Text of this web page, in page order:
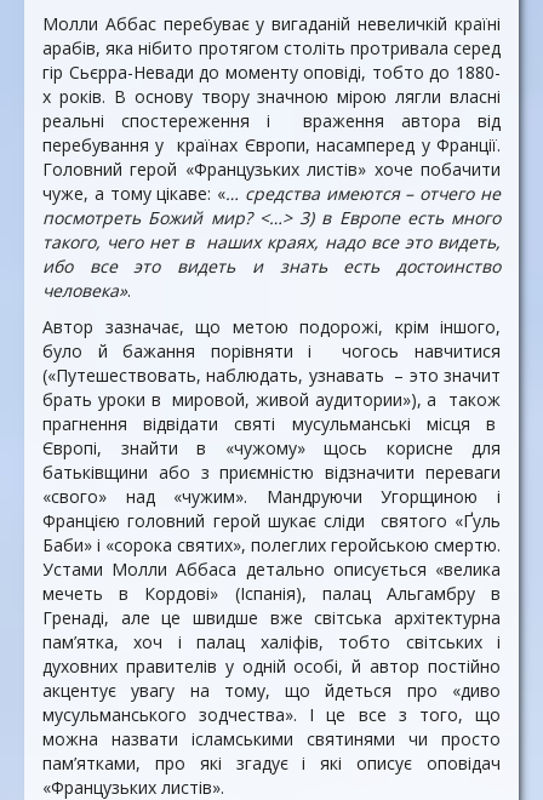
Молли Аббас перебуває у вигаданій невеличкій країні
арабів, яка нібито протягом століть протривала серед
гір Сьєрра-Невади до моменту оповіді, тобто до 1880-
х років. В основу твору значною мірою лягли власні
реальні спостереження і враження автора від
перебування у країнах Європи, насамперед у Франції.
Головний герой «Французьких листів» хоче побачити
чуже, а тому цікаве: «… средства имеются – отчего не
посмотреть Божий мир? <…> 3) в Европе есть много
такого, чего нет в наших краях, надо все это видеть,
ибо все это видеть и знать есть достоинство
человека».
Автор зазначає, що метою подорожі, крім іншого,
було й бажання порівняти і чогось навчитися
(«Путешествовать, наблюдать, узнавать – это значит
брать уроки в мировой, живой аудитории»), а також
прагнення відвідати святі мусульманські місця в
Європі, знайти в «чужому» щось корисне для
батьківщини або з приємністю відзначити переваги
«свого» над «чужим». Мандруючи Угорщиною і
Францією головний герой шукає сліди святого «Ґуль
Баби» і «сорока святих», полеглих геройською смертю.
Устами Молли Аббаса детально описується «велика
мечеть в Кордові» (Іспанія), палац Альгамбру в
Гренаді, але це швидше вже світська архітектурна
пам’ятка, хоч і палац халіфів, тобто світських і
духовних правителів у одній особі, й автор постійно
акцентує увагу на тому, що йдеться про «диво
мусульманського зодчества». І це все з того, що
можна назвати ісламськими святинями чи просто
пам’ятками, про які згадує і які описує оповідач
«Французьких листів».